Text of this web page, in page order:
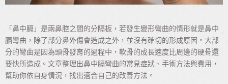
「鼻中膈」是兩鼻腔之間的分隔板，若發生變形彎曲的情形就是鼻中
膈彎曲，除了部分鼻外傷會造成之外，並沒有確切的形成原因。大部
分的彎曲是因為頭骨發育的過程中，軟骨的成長速度比周邊的硬骨還
要快所造成。文章整理出鼻中膈彎曲的常見症狀、手術方法與費用，
幫助你依自身情況，找出適合自己的改善方法。